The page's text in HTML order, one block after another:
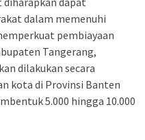
dalam memenuhi
pembiayaan
Tangerang,
dilakukan secara
kota di Provinsi Banten
5.000 hingga 10.000